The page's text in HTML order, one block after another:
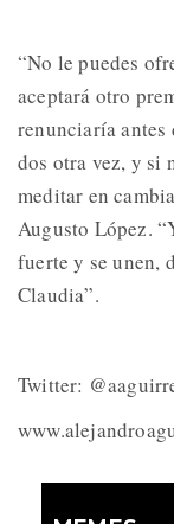
“No le puedes
aceptará otro
renunciaría antes
dos otra vez, y si
meditar en
Augusto López.
fuerte y se unen,
Claudia”.
Twitter: